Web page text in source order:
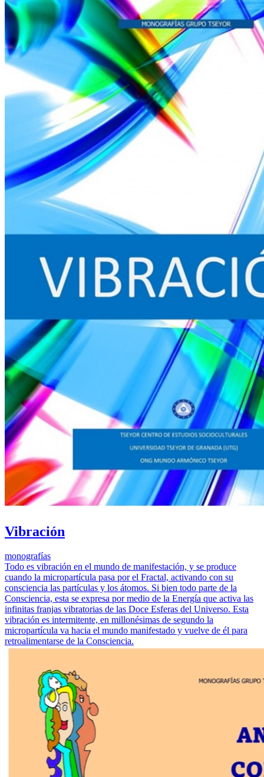
Vibración
monografías
Todo es vibración en el mundo de manifestación, y se produce
cuando la micropartícula pasa por el Fractal, activando con su
consciencia las partículas y los átomos. Si bien todo parte de la
Consciencia, esta se expresa por medio de la Energía que activa las
infinitas franjas vibratorias de las Doce Esferas del Universo. Esta
vibración es intermitente, en millonésimas de segundo la
micropartícula va hacia el mundo manifestado y vuelve de él para
retroalimentarse de la Consciencia.